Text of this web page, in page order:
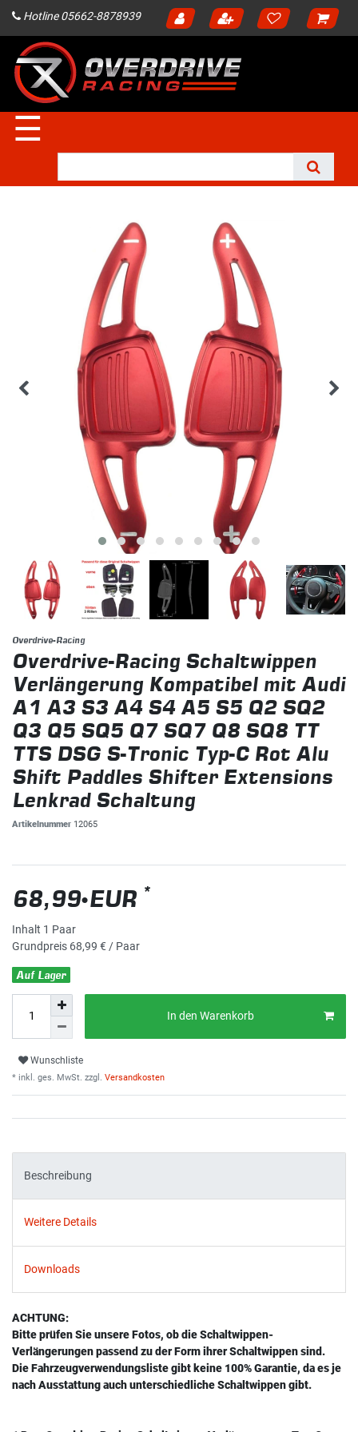
Hotline 05662-8878939
☰
Overdrive-Racing
Overdrive-Racing Schaltwippen
Verlängerung Kompatibel mit Audi
A1 A3 S3 A4 S4 A5 S5 Q2 SQ2
Q3 Q5 SQ5 Q7 SQ7 Q8 SQ8 TT
TTS DSG S-Tronic Typ-C Rot Alu
Shift Paddles Shifter Extensions
Lenkrad Schaltung
Artikelnummer 12065
68,99 EUR *
Inhalt 1 Paar
Grundpreis 68,99 € / Paar
Auf Lager
In den Warenkorb
Wunschliste
* inkl. ges. MwSt. zzgl. Versandkosten
Beschreibung
Weitere Details
Downloads
ACHTUNG:
Bitte prüfen Sie unsere Fotos, ob die Schaltwippen-
Verlängerungen passend zu der Form ihrer Schaltwippen sind.
Die Fahrzeugverwendungsliste gibt keine 100% Garantie, da es je
nach Ausstattung auch unterschiedliche Schaltwippen gibt.